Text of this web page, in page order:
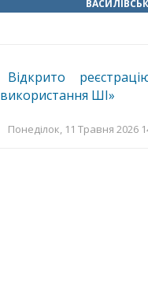
Відкрито
використання ШІ»
Понеділок, 11 Травня 2026